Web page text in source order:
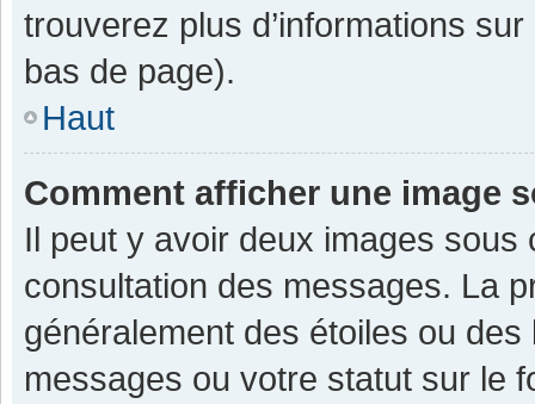
trouverez plus d’informations
bas de page).
Haut
Comment afficher une image
Il peut y avoir deux images sous
consultation des messages. La
généralement des étoiles ou
messages ou votre statut sur le